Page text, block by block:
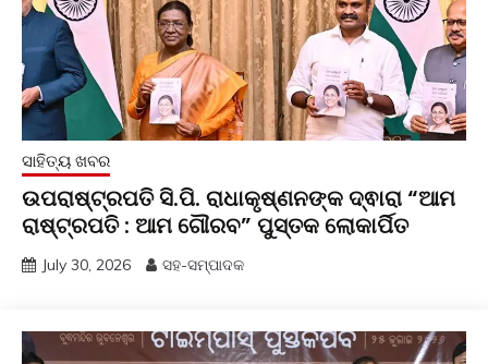
ସାହିତ୍ୟ ଖବର
ଉପରାଷ୍ଟ୍ରପତି ସି.ପି. ରାଧାକୃଷ୍ଣନଙ୍କ ଦ୍ଵାରା “ଆମ
ରାଷ୍ଟ୍ରପତି : ଆମ ଗୌରବ” ପୁସ୍ତକ ଲୋକାର୍ପିତ
July 30, 2026 ସହ-ସମ୍ପାଦକ